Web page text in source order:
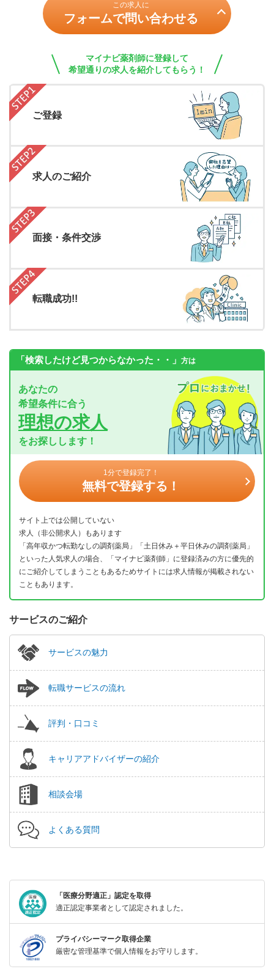
この求人に
フォームで問い合わせる
マイナビ薬剤師に登録して
希望通りの求人を紹介してもらう！
ご登録
求人のご紹介
面接・条件交渉
転職成功!!
「検索したけど見つからなかった・・」 方は
あなたの
希望条件に合う
理想の求人
をお探しします！
1分で登録完了！
無料で登録する！
サイト上では公開していない
求人（非公開求人）もあります
「高年収かつ転勤なしの調剤薬局」「土日休み＋平日休みの調剤薬局」
といった人気求人の場合、「マイナビ薬剤師」に登録済みの方に優先的
にご紹介してしまうこともあるためサイトには求人情報が掲載されない
こともあります。
サービスのご紹介
サービスの魅力
転職サービスの流れ
評判・口コミ
キャリアアドバイザーの紹介
相談会場
よくある質問
「医療分野適正」認定を取得
適正認定事業者として認定されました。
プライバシーマーク取得企業
厳密な管理基準で個人情報をお守りします。